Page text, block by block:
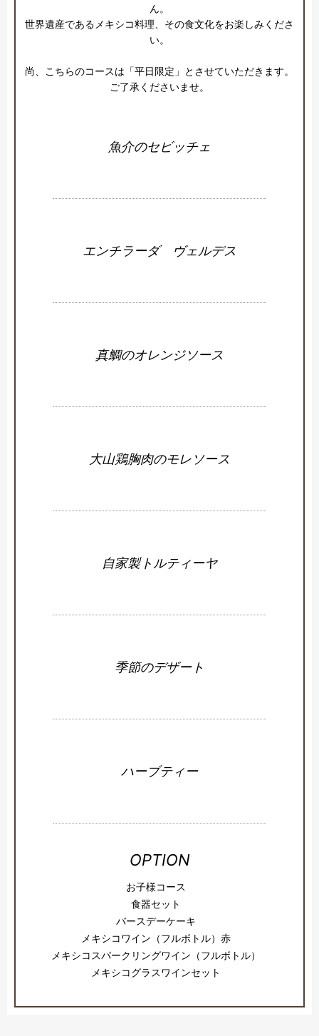
ん。
世界遺産であるメキシコ料理、その食文化をお楽しみくださ
い。
尚、こちらのコースは「平日限定」とさせていただきます。
ご了承くださいませ。
魚介のセビッチェ
エンチラーダ ヴェルデス
真鯛のオレンジソース
大山鶏胸肉のモレソース
自家製トルティーヤ
季節のデザート
ハーブティー
OPTION
お子様コース
食器セット
バースデーケーキ
メキシコワイン（フルボトル）赤
メキシコスパークリングワイン（フルボトル）
メキシコグラスワインセット